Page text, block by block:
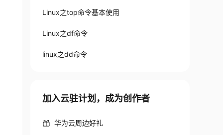
Linux之top命令基本使用
Linux之df命令
linux之dd命令
加入云驻计划，成为创作者
华为云周边好礼